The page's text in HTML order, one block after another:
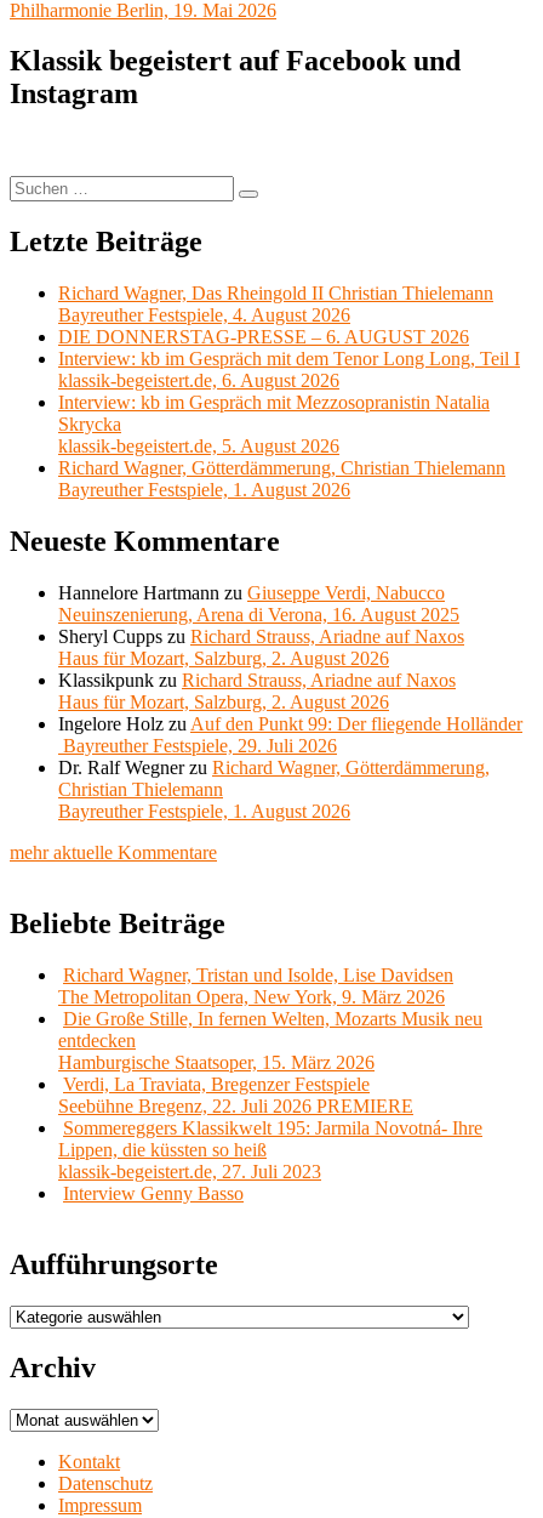
Philharmonie Berlin, 19. Mai 2026
Klassik begeistert auf Facebook und
Instagram
Suchen
nach:
Suchen
Letzte Beiträge
Richard Wagner, Das Rheingold II Christian Thielemann
Bayreuther Festspiele, 4. August 2026
DIE DONNERSTAG-PRESSE – 6. AUGUST 2026
Interview: kb im Gespräch mit dem Tenor Long Long, Teil I
klassik-begeistert.de, 6. August 2026
Interview: kb im Gespräch mit Mezzosopranistin Natalia
Skrycka
klassik-begeistert.de, 5. August 2026
Richard Wagner, Götterdämmerung, Christian Thielemann
Bayreuther Festspiele, 1. August 2026
Neueste Kommentare
Hannelore Hartmann zu Giuseppe Verdi, Nabucco
Neuinszenierung, Arena di Verona, 16. August 2025
Sheryl Cupps zu Richard Strauss, Ariadne auf Naxos
Haus für Mozart, Salzburg, 2. August 2026
Klassikpunk zu Richard Strauss, Ariadne auf Naxos
Haus für Mozart, Salzburg, 2. August 2026
Ingelore Holz zu Auf den Punkt 99: Der fliegende Holländer
Bayreuther Festspiele, 29. Juli 2026
Dr. Ralf Wegnerzu Richard Wagner, Götterdämmerung,
Christian Thielemann
Bayreuther Festspiele, 1. August 2026
mehr aktuelle Kommentare
Beliebte Beiträge
Richard Wagner, Tristan und Isolde, Lise Davidsen
The Metropolitan Opera, New York, 9. März 2026
Die Große Stille, In fernen Welten, Mozarts Musik neu
entdecken
Hamburgische Staatsoper, 15. März 2026
Verdi, La Traviata, Bregenzer Festspiele
Seebühne Bregenz, 22. Juli 2026 PREMIERE
Sommereggers Klassikwelt 195: Jarmila Novotná- Ihre
Lippen, die küssten so heiß
klassik-begeistert.de, 27. Juli 2023
Interview Genny Basso
Aufführungsorte
Aufführungsorte
Archiv
Archiv
Kontakt
Datenschutz
Impressum